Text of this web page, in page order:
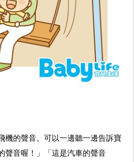
機的聲音。可以一邊聽一邊告訴寶
聲音喔！」「這是汽車的聲音